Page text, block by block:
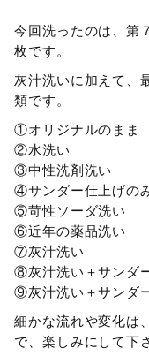
今回洗ったのは、第
枚です。
灰汁洗いに加えて、
類です。
①オリジナルのまま
②水洗い
③中性洗剤洗い
④サンダー仕上げの
⑤苛性ソーダ洗い
⑥近年の薬品洗い
⑦灰汁洗い
⑧灰汁洗い＋サンダ
⑨灰汁洗い＋サンダ
細かな流れや変化は
で、楽しみにして下